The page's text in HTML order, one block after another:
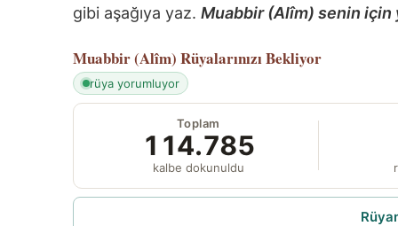
gibi aşağıya yaz. Muabbir (Alîm) senin için
Muabbir (Alîm) Rüyalarınızı Bekliyor
rüya yorumluyor
Toplam
114.785
kalbe dokunuldu